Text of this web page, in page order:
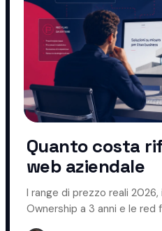
Quanto costa
web aziendale
I range di prezzo reali
Ownership a 3 anni e le